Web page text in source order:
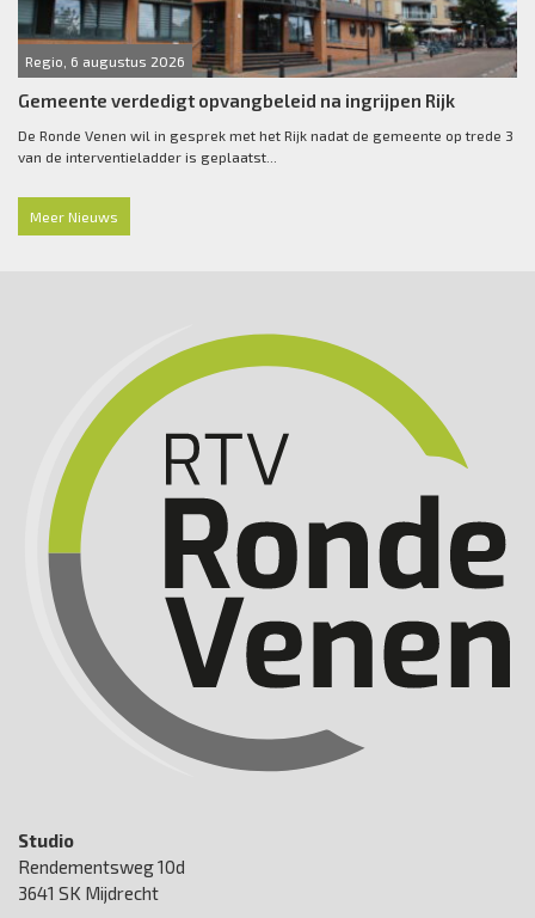
Regio, 6 augustus 2026
Gemeente verdedigt opvangbeleid na ingrijpen Rijk
De Ronde Venen wil in gesprek met het Rijk nadat de gemeente op trede 3
van de interventieladder is geplaatst...
Meer Nieuws
Studio
Rendementsweg 10d
3641 SK Mijdrecht